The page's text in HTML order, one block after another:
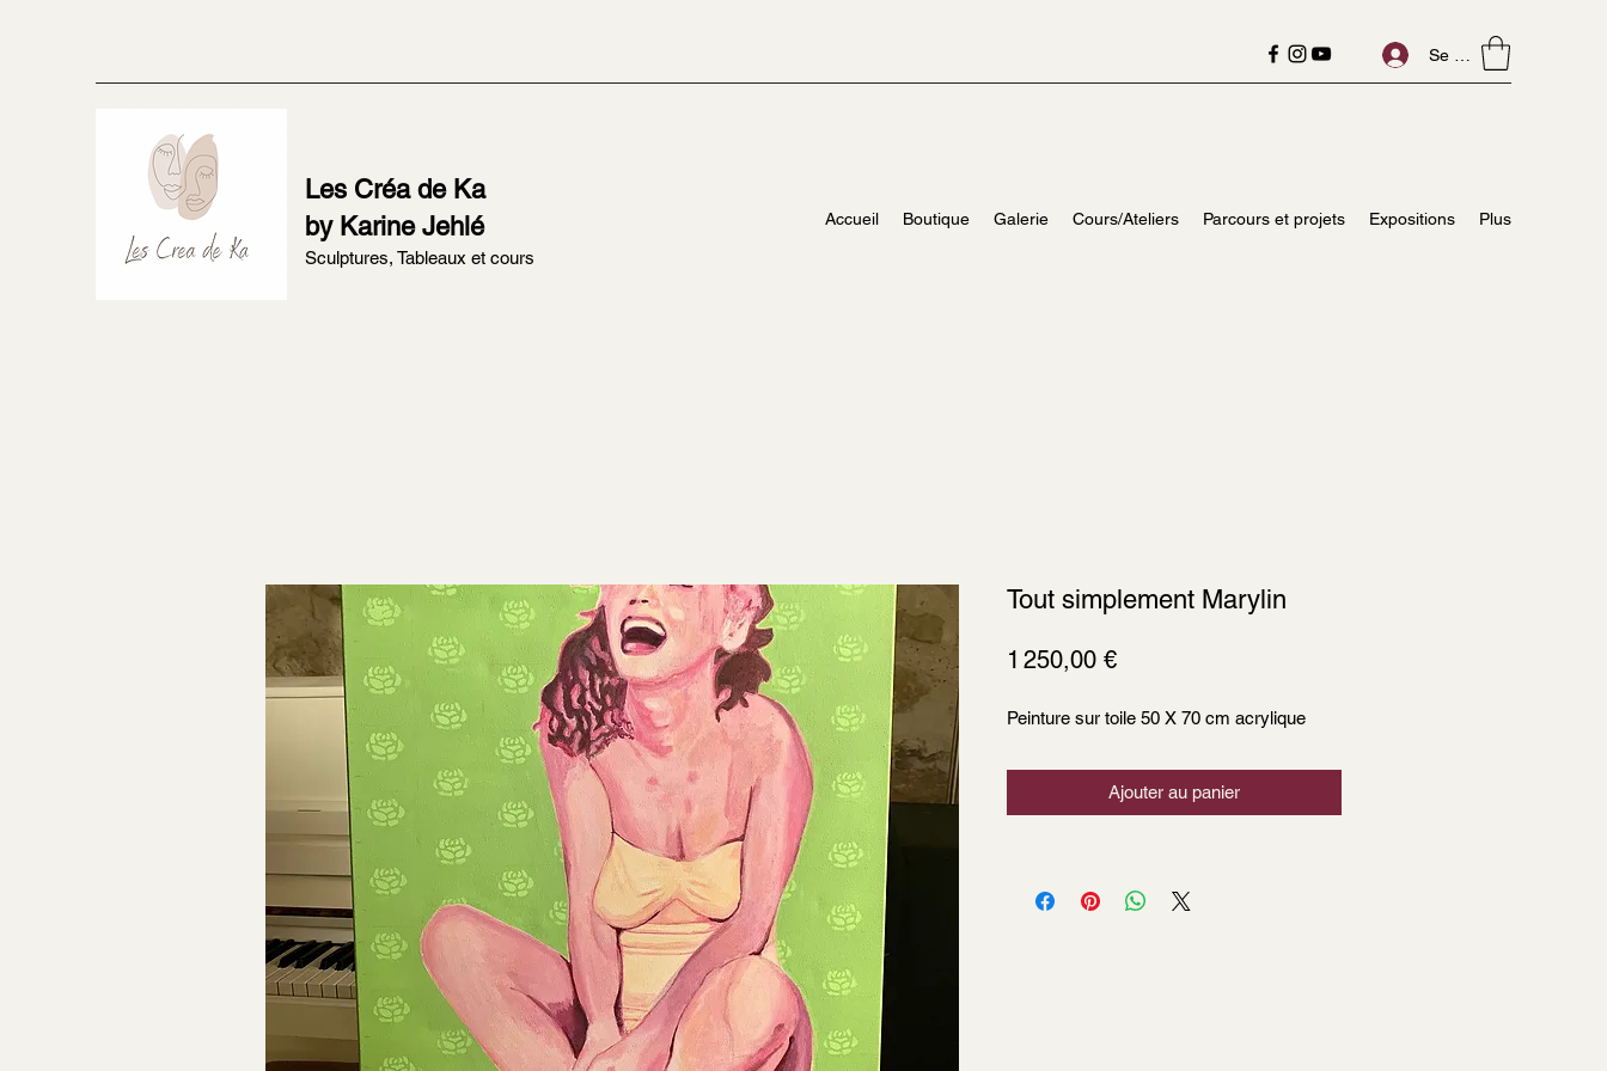
Se connecter
Les Créa de Ka
by Karine Jehlé
Sculptures, Tableaux et cours
Accueil Boutique Galerie Cours/Ateliers Parcours et projets Expositions Plus
Tout simplement Marylin
1 250,00 €Prix
Peinture sur toile 50 X 70 cm acrylique
Ajouter au panier